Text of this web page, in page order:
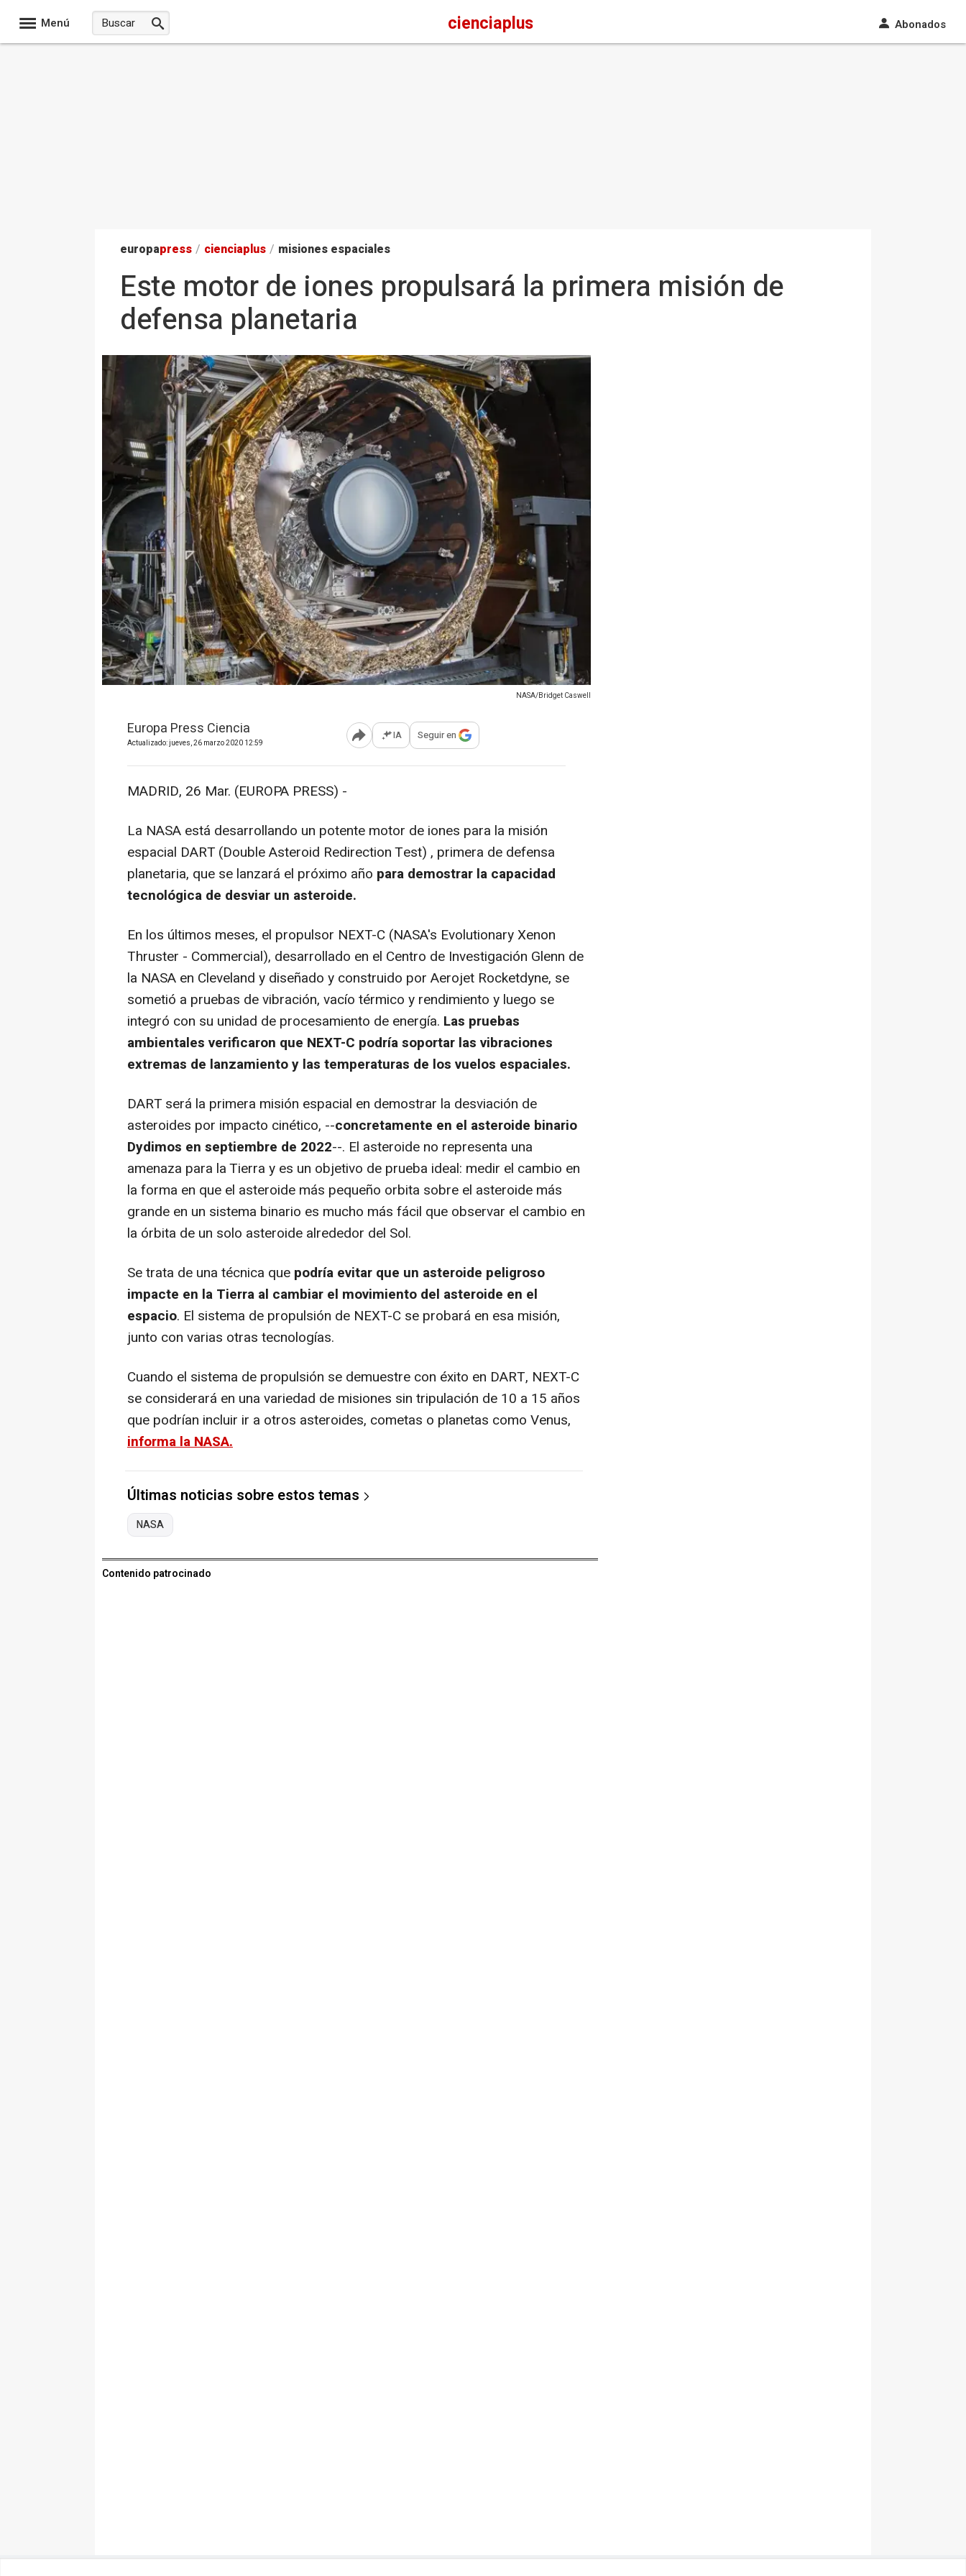
Menú cienciaplus Abonados
europapress / cienciaplus / misiones espaciales
Este motor de iones propulsará la primera misión de
defensa planetaria
NASA/Bridget Caswell
Europa Press Ciencia
Actualizado: jueves, 26 marzo 2020 12:59 Abrir opciones para compartir
IA Seguir en
MADRID, 26 Mar. (EUROPA PRESS) -
La NASA está desarrollando un potente motor de iones para la misión
espacial DART (Double Asteroid Redirection Test) , primera de defensa
planetaria, que se lanzará el próximo año para demostrar la capacidad
tecnológica de desviar un asteroide.
En los últimos meses, el propulsor NEXT-C (NASA's Evolutionary Xenon
Thruster - Commercial), desarrollado en el Centro de Investigación Glenn de
la NASA en Cleveland y diseñado y construido por Aerojet Rocketdyne, se
sometió a pruebas de vibración, vacío térmico y rendimiento y luego se
integró con su unidad de procesamiento de energía. Las pruebas
ambientales verificaron que NEXT-C podría soportar las vibraciones
extremas de lanzamiento y las temperaturas de los vuelos espaciales.
DART será la primera misión espacial en demostrar la desviación de
asteroides por impacto cinético, --concretamente en el asteroide binario
Dydimos en septiembre de 2022--. El asteroide no representa una
amenaza para la Tierra y es un objetivo de prueba ideal: medir el cambio en
la forma en que el asteroide más pequeño orbita sobre el asteroide más
grande en un sistema binario es mucho más fácil que observar el cambio en
la órbita de un solo asteroide alrededor del Sol.
Se trata de una técnica que podría evitar que un asteroide peligroso
impacte en la Tierra al cambiar el movimiento del asteroide en el
espacio. El sistema de propulsión de NEXT-C se probará en esa misión,
junto con varias otras tecnologías.
Cuando el sistema de propulsión se demuestre con éxito en DART, NEXT-C
se considerará en una variedad de misiones sin tripulación de 10 a 15 años
que podrían incluir ir a otros asteroides, cometas o planetas como Venus,
informa la NASA.
Últimas noticias sobre estos temas
NASA
Contenido patrocinado